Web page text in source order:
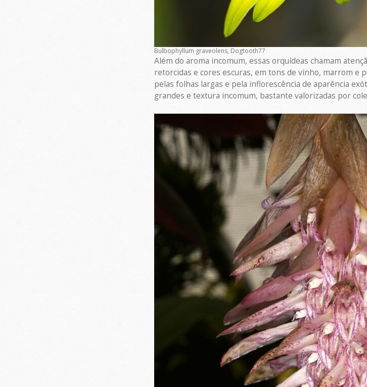
Bulbophyllum graveolens, Dogtooth77
Além do aroma incomum, essas orquídeas chamam
retorcidas e cores escuras, em tons de vinho, marrom e
pelas folhas largas e pela inflorescência de aparência
grandes e textura incomum, bastante valorizadas por